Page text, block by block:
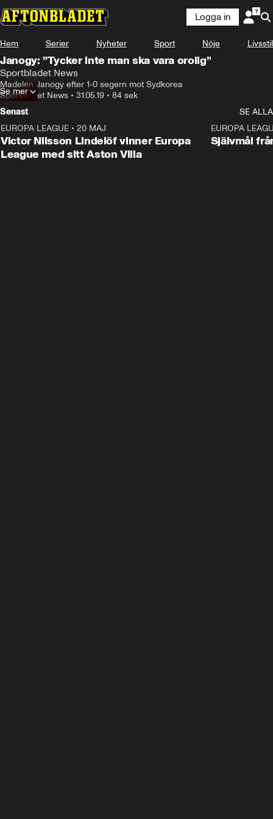
Logga in
Hem Serier Nyheter Sport Nöje Livsstil
Janogy: ”Tycker inte man ska vara orolig”
Sportbladet News
Madelen Janogy efter 1-0 segern mot Sydkorea
Sportbladet News • 31.05.19 • 84 sek
Se mer
Senast
SE ALLA
EUROPA LEAGUE • 20 MAJ
Victor Nilsson Lindelöf vinner Europa
League med sitt Aston Villa
EUROPA
Självmål